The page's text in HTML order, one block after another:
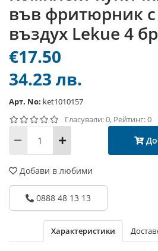
във фритюрник
въздух Lekue 4
€17.50
34.23 лв.
Арт. No: ket1010157
Гласували: 0, Рейтинг: 0
Добави в любими
0888 48 13 13
Характеристики